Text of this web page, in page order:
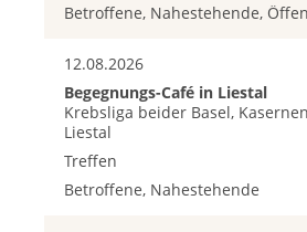
Betroffene, Nahestehende,
12.08.2026
Begegnungs-Café in Liestal
Krebsliga beider Basel,
Liestal
Treffen
Betroffene, Nahestehende